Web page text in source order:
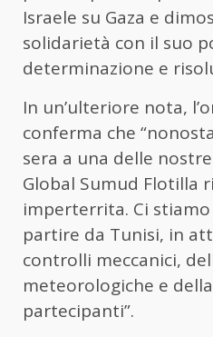
Israele su Gaza e
solidarietà con il suo
determinazione e
In un’ulteriore nota,
conferma che
sera a una delle
Global Sumud Flotilla
imperterrita. Ci
partire da Tunisi, in
controlli meccanici,
meteorologiche e
partecipanti”.